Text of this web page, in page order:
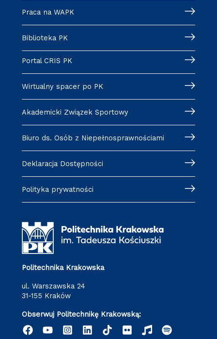
Praca na WAPK
Biblioteka PK
Portal CRIS PK
Wirtualny spacer po PK
Akademicki Związek Sportowy
Biuro ds. Osób z Niepełnosprawnościami
Deklaracja Dostępności
Polityka prywatności
Politechnika Krakowska
ul. Warszawska 24
31-155 Kraków
Obserwuj Politechnikę Krakowską: